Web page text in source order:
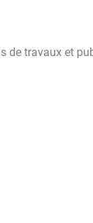
de travaux et